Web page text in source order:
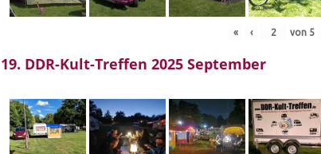
« ‹ von 5
19. DDR-Kult-Treffen 2025 September